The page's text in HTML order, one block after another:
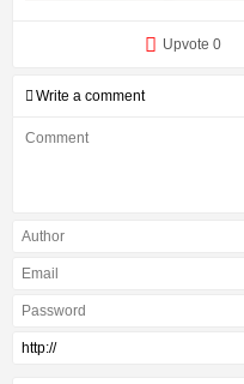
Upvote 0
Write a comment